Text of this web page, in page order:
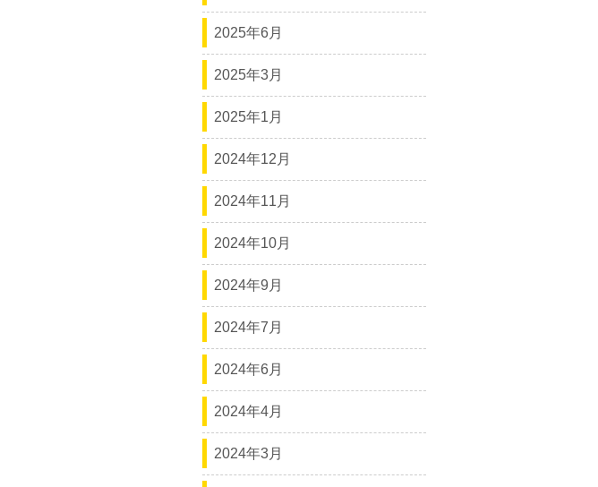
2025年6月
2025年3月
2025年1月
2024年12月
2024年11月
2024年10月
2024年9月
2024年7月
2024年6月
2024年4月
2024年3月